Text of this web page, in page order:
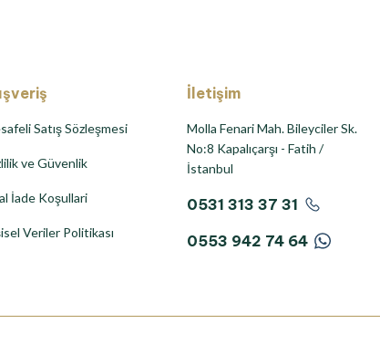
Satış Sözleşmesi
ve Güvenlik
İade Koşullari
Veriler Politikası
İletişim
Molla Fenari Mah. Bileyciler Sk.
No:8 Kapalıçarşı - Fatih /
İstanbul
0531 313 37 31
0553 942 74 64